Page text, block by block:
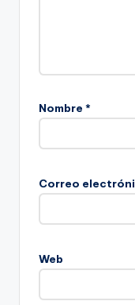
Nombre *
Correo
Web